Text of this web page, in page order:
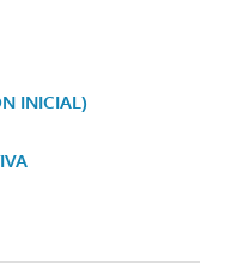
INICIAL)